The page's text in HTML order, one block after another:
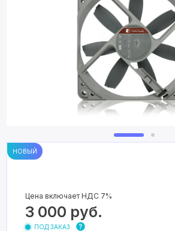
НОВЫЙ
Цена включает НДС 7%
3 000 руб.
ПОД ЗАКАЗ